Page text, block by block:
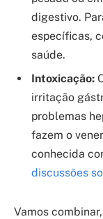
digestivo.
específicas,
saúde.
Intoxicação:
irritação
problemas
fazem o
conhecida
discussões
Vamos